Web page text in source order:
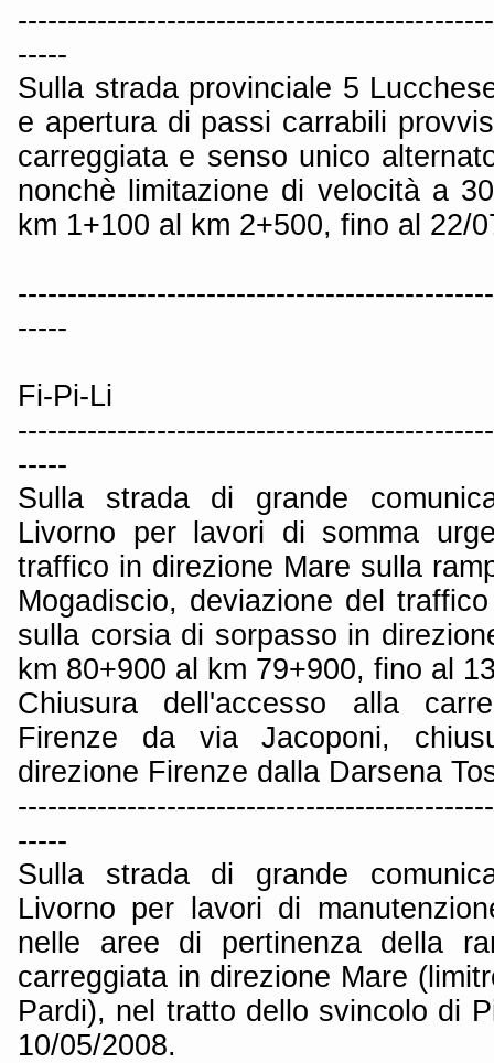
-----
Sulla strada provinciale 5
e apertura di passi carrabili
carreggiata e senso unico
nonchè limitazione di velocità a
km 1+100 al km 2+500, fino al 22/
-----
Fi-Pi-Li
-----
Sulla strada di grande
Livorno per lavori di somma
traffico in direzione Mare sulla
Mogadiscio, deviazione del
sulla corsia di sorpasso in
km 80+900 al km 79+900, fino al
Chiusura dell'accesso alla
Firenze da via Jacoponi,
direzione Firenze dalla Darsena
-----
Sulla strada di grande
Livorno per lavori di
nelle aree di pertinenza della
carreggiata in direzione Mare
Pardi), nel tratto dello svincolo di
10/05/2008.